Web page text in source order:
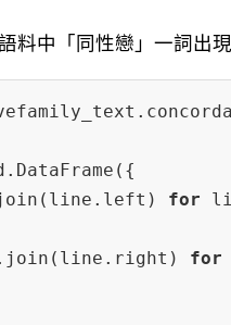
料中「同性戀」一詞出
for
for